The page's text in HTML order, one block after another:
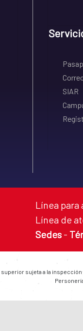
SIAR
Línea para
Línea de
Sedes -
sujeta a la inspección